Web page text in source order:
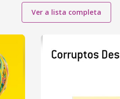
Ver a lista completa